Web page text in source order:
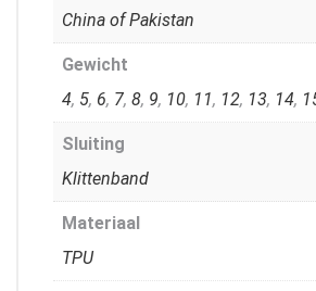
China of Pakistan
Gewicht
4, 5, 6, 7, 8, 9, 10, 11, 12, 13, 14,
Sluiting
Klittenband
Materiaal
TPU